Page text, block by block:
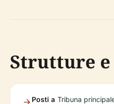
Strutture
Posti a Tribuna